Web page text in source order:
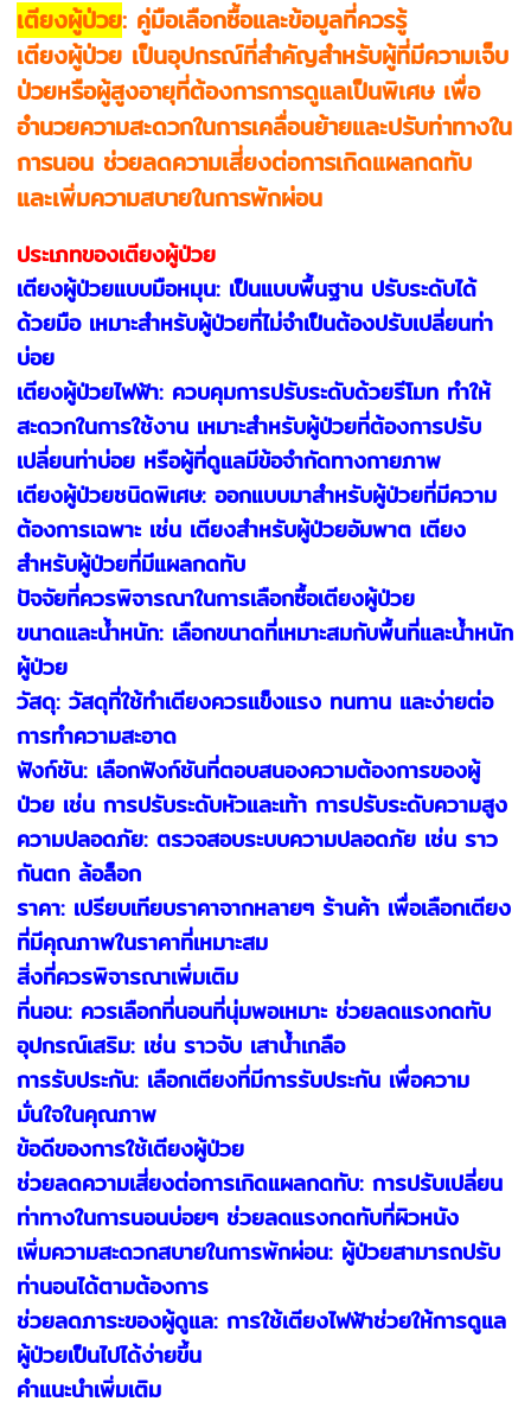
เตียงผู้ป่วย: คู่มือเลือกซื้อและข้อมูลที่ควรรู้
เตียงผู้ป่วย เป็นอุปกรณ์ที่สำคัญสำหรับผู้ที่มีความเจ็บ
ป่วยหรือผู้สูงอายุที่ต้องการการดูแลเป็นพิเศษ เพื่อ
อำนวยความสะดวกในการเคลื่อนย้ายและปรับท่าทางใน
การนอน ช่วยลดความเสี่ยงต่อการเกิดแผลกดทับ
และเพิ่มความสบายในการพักผ่อน
ประเภทของเตียงผู้ป่วย
เตียงผู้ป่วยแบบมือหมุน: เป็นแบบพื้นฐาน ปรับระดับได้
ด้วยมือ เหมาะสำหรับผู้ป่วยที่ไม่จำเป็นต้องปรับเปลี่ยนท่า
บ่อย
เตียงผู้ป่วยไฟฟ้า: ควบคุมการปรับระดับด้วยรีโมท ทำให้
สะดวกในการใช้งาน เหมาะสำหรับผู้ป่วยที่ต้องการปรับ
เปลี่ยนท่าบ่อย หรือผู้ที่ดูแลมีข้อจำกัดทางกายภาพ
เตียงผู้ป่วยชนิดพิเศษ: ออกแบบมาสำหรับผู้ป่วยที่มีความ
ต้องการเฉพาะ เช่น เตียงสำหรับผู้ป่วยอัมพาต เตียง
สำหรับผู้ป่วยที่มีแผลกดทับ
ปัจจัยที่ควรพิจารณาในการเลือกซื้อเตียงผู้ป่วย
ขนาดและน้ำหนัก: เลือกขนาดที่เหมาะสมกับพื้นที่และน้ำหนัก
ผู้ป่วย
วัสดุ: วัสดุที่ใช้ทำเตียงควรแข็งแรง ทนทาน และง่ายต่อ
การทำความสะอาด
ฟังก์ชัน: เลือกฟังก์ชันที่ตอบสนองความต้องการของผู้
ป่วย เช่น การปรับระดับหัวและเท้า การปรับระดับความสูง
ความปลอดภัย: ตรวจสอบระบบความปลอดภัย เช่น ราว
กันตก ล้อล็อก
ราคา: เปรียบเทียบราคาจากหลายๆ ร้านค้า เพื่อเลือกเตียง
ที่มีคุณภาพในราคาที่เหมาะสม
สิ่งที่ควรพิจารณาเพิ่มเติม
ที่นอน: ควรเลือกที่นอนที่นุ่มพอเหมาะ ช่วยลดแรงกดทับ
อุปกรณ์เสริม: เช่น ราวจับ เสาน้ำเกลือ
การรับประกัน: เลือกเตียงที่มีการรับประกัน เพื่อความ
มั่นใจในคุณภาพ
ข้อดีของการใช้เตียงผู้ป่วย
ช่วยลดความเสี่ยงต่อการเกิดแผลกดทับ: การปรับเปลี่ยน
ท่าทางในการนอนบ่อยๆ ช่วยลดแรงกดทับที่ผิวหนัง
เพิ่มความสะดวกสบายในการพักผ่อน: ผู้ป่วยสามารถปรับ
ท่านอนได้ตามต้องการ
ช่วยลดภาระของผู้ดูแล: การใช้เตียงไฟฟ้าช่วยให้การดูแล
ผู้ป่วยเป็นไปได้ง่ายขึ้น
คำแนะนำเพิ่มเติม